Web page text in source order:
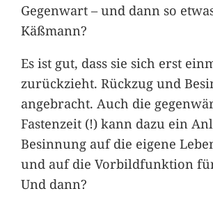
Gegenwart – und dann so
Käßmann?
Es ist gut, dass sie sich erst
zurückzieht. Rückzug und
angebracht. Auch die
Fastenzeit (!) kann dazu ein
Besinnung auf die eigene
und auf die Vorbildfunktion
Und dann?